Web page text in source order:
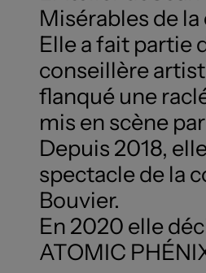
Misérables de
Elle a fait partie
conseillère
flanqué une
mis en scène
Depuis 2018,
spectacle de la
Bouvier.
En 2020 elle
ATOMIC